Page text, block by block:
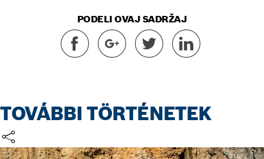
PODELI OVAJ SADRŽAJ
TOVÁBBI TÖRTÉNETEK